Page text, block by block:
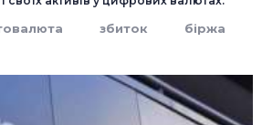
збиток біржа